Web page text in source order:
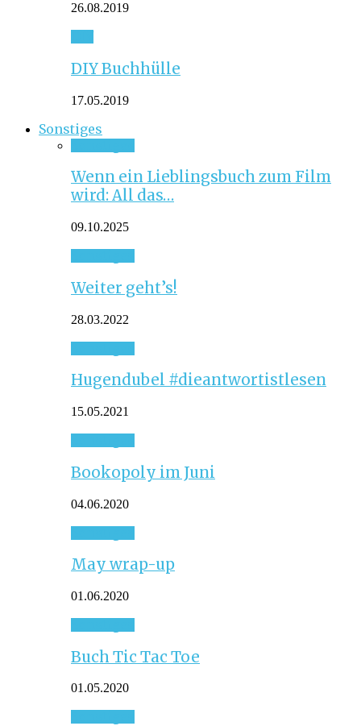
26.08.2019
DIY Buchhülle
17.05.2019
Sonstiges
Wenn ein Lieblingsbuch zum Film
wird: All das…
09.10.2025
Weiter geht’s!
28.03.2022
Hugendubel #dieantwortistlesen
15.05.2021
Bookopoly im Juni
04.06.2020
May wrap-up
01.06.2020
Buch Tic Tac Toe
01.05.2020